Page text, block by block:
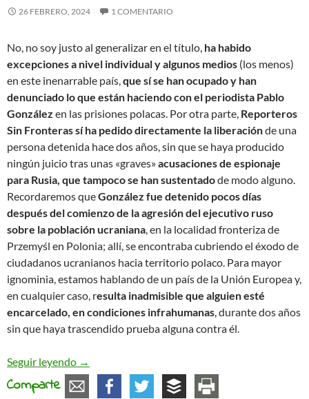
26 FEBRERO, 2024 1 COMENTARIO
No, no soy justo al generalizar en el título, ha habido
excepciones a nivel individual y algunos medios (los menos)
en este inenarrable país,que sí se han ocupado y han
denunciado lo que están haciendo con el periodista Pablo
González en las prisiones polacas. Por otra parte, Reporteros
Sin Fronteras sí ha pedido directamente la liberaciónde una
persona detenida hace dos años, sin que se haya producido
ningún juicio tras unas «graves»acusaciones de espionaje
para Rusia, que tampoco se han sustentadode modo alguno.
Recordaremos queGonzález fue detenido pocos días
después del comienzo de la agresión del ejecutivo ruso
sobre la población ucraniana, en la localidad fronteriza de
Przemyśl en Polonia; allí, se encontraba cubriendo el éxodo de
ciudadanos ucranianos hacia territorio polaco. Para mayor
ignominia, estamos hablando de un país de la Unión Europea y,
en cualquier caso, resulta inadmisible que alguien esté
encarcelado, en condiciones infrahumanas, durante dos años
sin que haya trascendido prueba alguna contra él.
Seguir leyendo Pablo González y la miseria del periodismo en
→
Comparte